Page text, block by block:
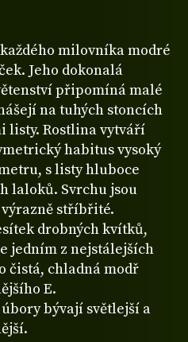
milovníka modré
Jeho dokonalá
připomíná malé
na tuhých stoncích
listy. Rostlina vytváří
habitus vysoký
s listy hluboce
laloků. Svrchu jsou
výrazně stříbřité.
drobných kvítků,
jedním z nejstálejších
čistá, chladná modř
E.
bývají světlejší a